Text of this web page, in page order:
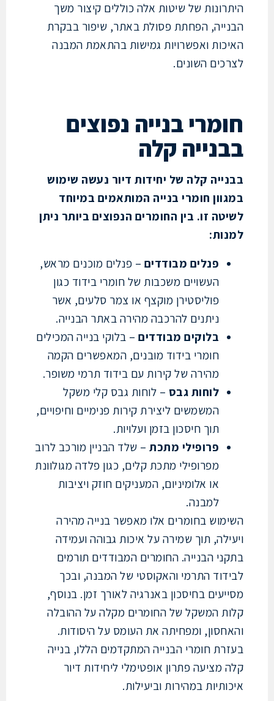
של שיטות אלה כוללים קיצור משך
הפחתת פסולת באתר, שיפור בבקרת
ואפשרויות גמישות בהתאמת המבנה
השונים.
בנייה נפוצים
קלה
קלה של יחידות דיור נעשה שימוש
חומרי בנייה המותאמים במיוחד
זו. בין החומרים הנפוצים ביותר ניתן
פנלים מבודדים – פנלים מוכנים מראש,
העשויים משכבות של חומרי בידוד כגון
פוליסטירן מוקצף או צמר סלעים, אשר
ניתנים להרכבה מהירה באתר הבנייה.
בלוקים מבודדים – בלוקי בנייה המכילים
חומרי בידוד מובנים, המאפשרים הקמה
מהירה של קירות עם בידוד תרמי משופר.
לוחות גבס– לוחות גבס קלי משקל
המשמשים ליצירת קירות פנימיים וחיפויים,
תוך חיסכון בזמן ועלויות.
פרופילי מתכת– שלד הבניין מורכב לרוב
מפרופילי מתכת קלים, כגון פלדה מגולוונת
או אלומיניום, המעניקים חוזק ויציבות
בחומרים אלו מאפשר בנייה מהירה
תוך שמירה על איכות גבוהה ועמידה
הבנייה. החומרים המבודדים תורמים
התרמי והאקוסטי של המבנה, ובכך
בחיסכון באנרגיה לאורך זמן. בנוסף,
המשקל של החומרים מקלה על ההובלה
ומפחיתה את העומס על היסודות.
חומרי הבנייה המתקדמים הללו, בנייה
מציעה פתרון אופטימלי ליחידות דיור
במהירות וביעילות.